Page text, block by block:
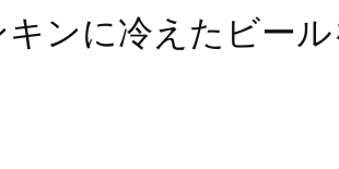
ンに冷えたビー